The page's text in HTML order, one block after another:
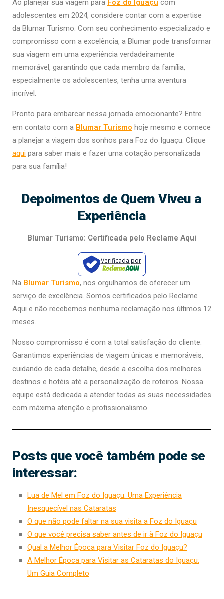
Ao planejar sua viagem para Foz do Iguaçu com
adolescentes em 2024, considere contar com a expertise
da Blumar Turismo. Com seu conhecimento especializado e
compromisso com a excelência, a Blumar pode transformar
sua viagem em uma experiência verdadeiramente
memorável, garantindo que cada membro da família,
especialmente os adolescentes, tenha uma aventura
incrível.
Pronto para embarcar nessa jornada emocionante? Entre
em contato com a Blumar Turismo hoje mesmo e comece
a planejar a viagem dos sonhos para Foz do Iguaçu. Clique
aqui para saber mais e fazer uma cotação personalizada
para sua família!
Depoimentos de Quem Viveu a
Experiência
Blumar Turismo: Certificada pelo Reclame Aqui
Verificada por
Na Blumar Turismo, nos orgulhamos de oferecer um
serviço de excelência. Somos certificados pelo Reclame
Aqui e não recebemos nenhuma reclamação nos últimos 12
meses.
Nosso compromisso é com a total satisfação do cliente.
Garantimos experiências de viagem únicas e memoráveis,
cuidando de cada detalhe, desde a escolha dos melhores
destinos e hotéis até a personalização de roteiros. Nossa
equipe está dedicada a atender todas as suas necessidades
com máxima atenção e profissionalismo.
Posts que você também pode se
interessar:
Lua de Mel em Foz do Iguaçu: Uma Experiência
Inesquecível nas Cataratas
O que não pode faltar na sua visita a Foz do Iguaçu
O que você precisa saber antes de ir à Foz do Iguaçu
Qual a Melhor Época para Visitar Foz do Iguaçu?
A Melhor Época para Visitar as Cataratas do Iguaçu:
Um Guia Completo